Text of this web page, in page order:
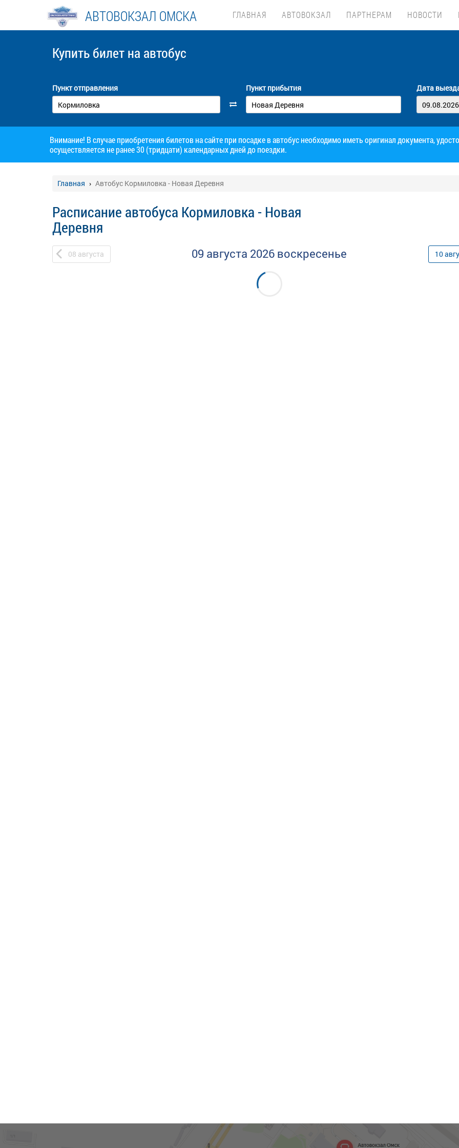
АВТОВОКЗАЛ ОМСКА ГЛАВНАЯ АВТОВОКЗАЛ ПАРТНЕРАМ НОВОСТИ
Купить билет на автобус
Пункт отправления Пункт прибытия Дата
Внимание! В случае приобретения билетов на сайте при посадке в автобус необходимо иметь оригинал документа,
осуществляется не ранее 30 (тридцати) календарных дней до поездки.
Главная Автобус Кормиловка - Новая Деревня
Расписание автобуса Кормиловка - Новая
Деревня
08 августа 09 августа 2026 воскресенье 10